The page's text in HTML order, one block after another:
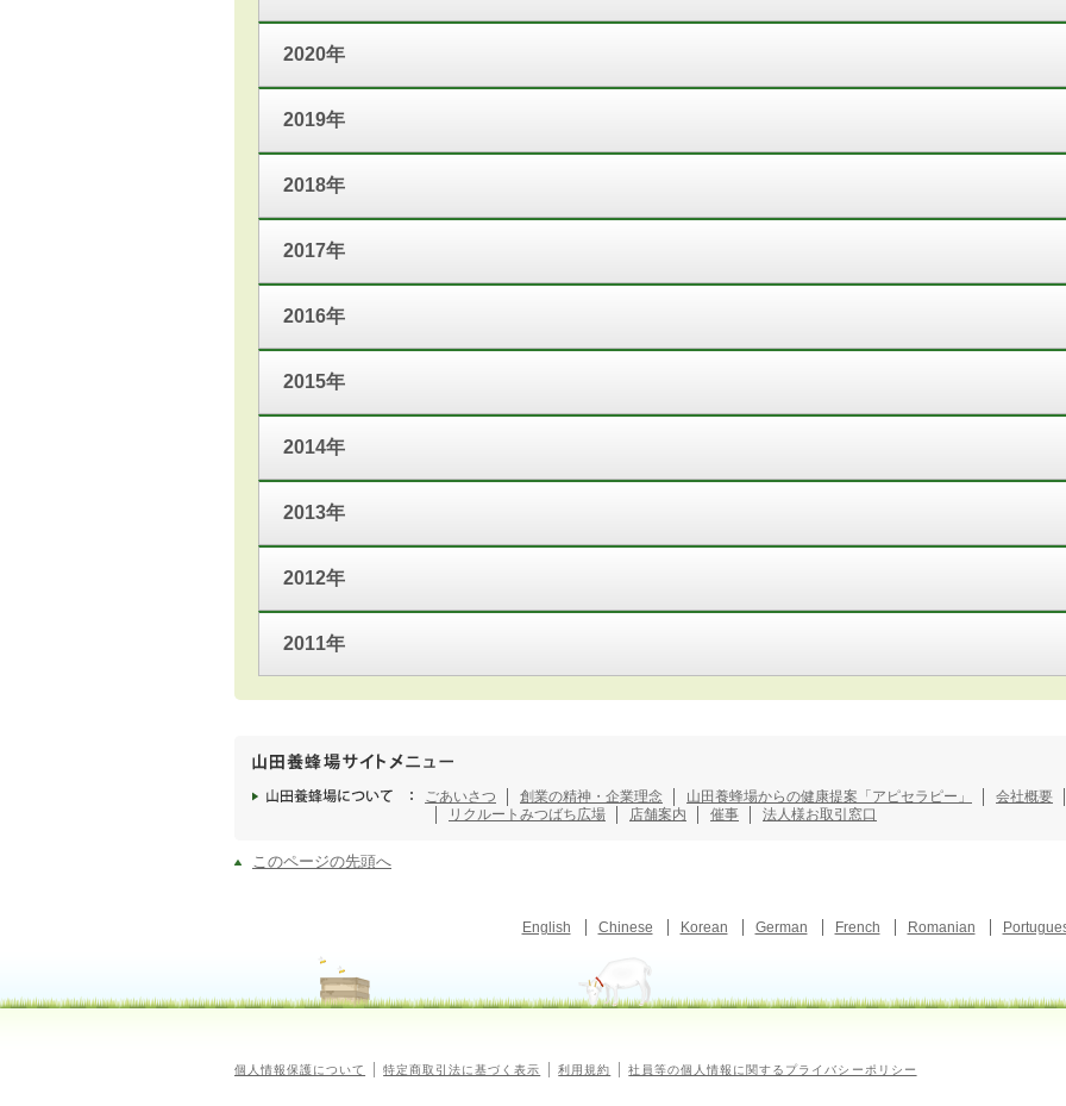
2020年
2019年
2018年
2017年
2016年
2015年
2014年
2013年
2012年
2011年
ごあいさつ 創業の精神・企業理念 山田養蜂場からの健康提案「アピセラピー」 会社概要
リクルート みつばち広場 店舗案内 催事 法人様お取引窓口
このページの先頭へ
English Chinese Korean German French Romanian
個人情報保護について 特定商取引法に基づく表示 利用規約 社員等の個人情報に関するプライバシーポリシー